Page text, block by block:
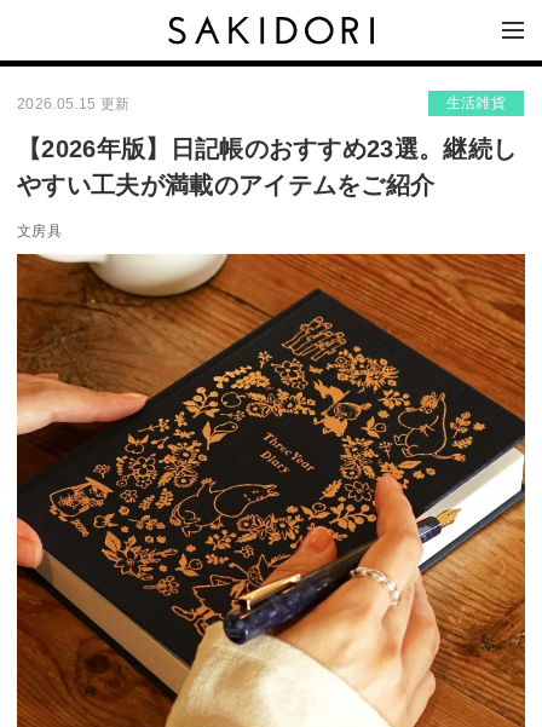
2026.05.15 更新 生活雑貨
【2026年版】日記帳のおすすめ23選。継続し
やすい工夫が満載のアイテムをご紹介
文房具